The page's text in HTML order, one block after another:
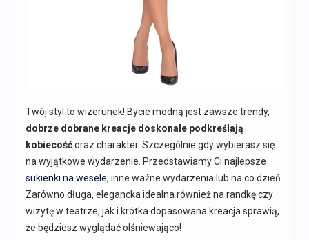
Twój styl to wizerunek! Bycie modną jest zawsze trendy,
dobrze dobrane kreacje doskonale podkreślają
kobiecośćoraz charakter. Szczególnie gdy wybierasz się
na wyjątkowe wydarzenie. Przedstawiamy Ci najlepsze
sukienki na wesele, inne ważne wydarzenia lub na co dzień.
Zarówno długa, elegancka idealna również na randkę czy
wizytę w teatrze, jak i krótka dopasowana kreacja sprawią,
że będziesz wyglądać olśniewająco!